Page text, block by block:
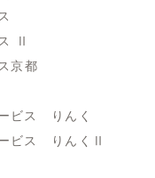
Ⅱ
京都
ビス りんく
ービス りんくⅡ